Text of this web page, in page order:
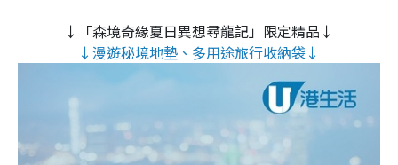
↓「森境奇緣夏日異想尋龍記」限定精品↓
↓漫遊秘境地墊、多用途旅行收納袋↓